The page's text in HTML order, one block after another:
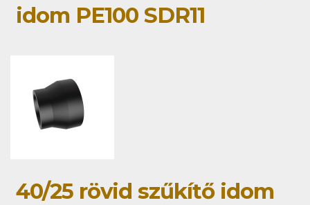
idom PE100 SDR11
40/25 rövid szűkítő idom